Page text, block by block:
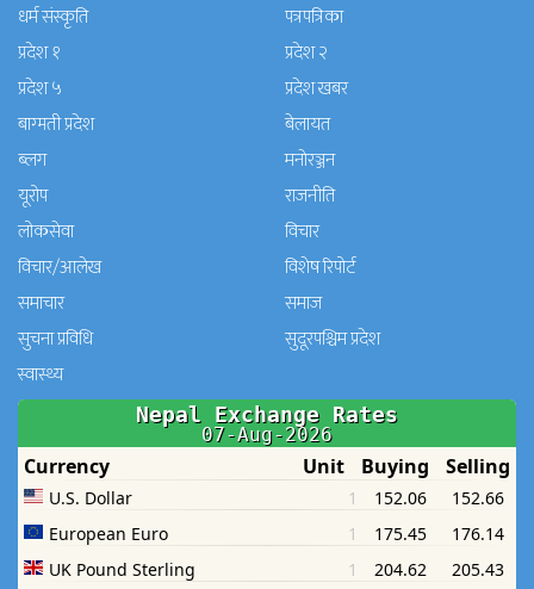
धर्म संस्कृति
पत्रपत्रिका
प्रदेश १
प्रदेश २
प्रदेश ५
प्रदेश खबर
बाग्मती प्रदेश
बेलायत
ब्लग
मनाेरञ्जन
यूरोप
राजनीति
लोकसेवा
विचार
विचार/आलेख
विशेष रिपोर्ट
समाचार
समाज
सुचना प्रविधि
सुदूरपश्चिम प्रदेश
स्वास्थ्य